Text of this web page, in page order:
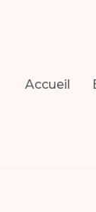
Accueil